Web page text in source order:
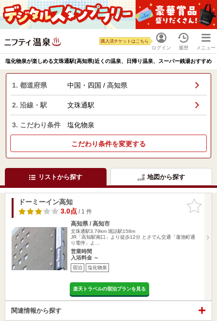
ログイン
購入済チケットはこちら
履歴 メニュー
塩化物泉が楽しめる文珠通駅(高知県)近くの温泉、日帰り温泉、スーパー銭湯おすすめ
1. 都道府県 中国・四国 / 高知県
2. 沿線・駅 文珠通駅
3. こだわり条件 塩化物泉
こだわり条件を変更する
リストから探す 地図から探す
お気に入
りに追加
ドーミーイン高知
3.0点/ 1 件
高知県 / 高知市
文珠通駅3.79km 堀詰駅158m
JR「高知駅南口」より徒歩12分 とさでん交通「蓮池町通
り電停」よ…
営業時間
入浴料金 ～
宿泊 塩化物泉
楽天トラベルの宿泊プランを見る
関連情報から探す